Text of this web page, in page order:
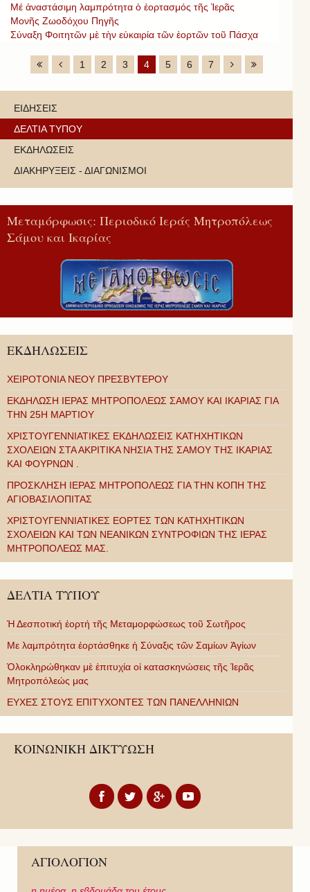
Μέ ἀναστάσιμη λαμπρότητα ὁ ἑορτασμός τῆς Ἱερᾶς
Μονῆς Ζωοδόχου Πηγῆς
Σύναξη Φοιτητῶν μὲ τὴν εὐκαιρία τῶν ἑορτῶν τοῦ Πάσχα
1 2 3 4 5 6 7
ΕΙΔΗΣΕΙΣ
ΔΕΛΤΙΑ ΤΥΠΟΥ
ΕΚΔΗΛΩΣΕΙΣ
ΔΙΑΚΗΡΥΞΕΙΣ - ΔΙΑΓΩΝΙΣΜΟΙ
Μεταμόρφωσις: Περιοδικό Ιεράς Μητροπόλεως
Σάμου και Ικαρίας
ΕΚΔΗΛΩΣΕΙΣ
ΧΕΙΡΟΤΟΝΙΑ ΝΕΟΥ ΠΡΕΣΒΥΤΕΡΟΥ
ΕΚΔΗΛΩΣΗ ΙΕΡΑΣ ΜΗΤΡΟΠΟΛΕΩΣ ΣΑΜΟΥ ΚΑΙ ΙΚΑΡΙΑΣ ΓΙΑ
ΤΗΝ 25Η ΜΑΡΤΙΟΥ
ΧΡΙΣΤΟΥΓΕΝΝΙΑΤΙΚΕΣ ΕΚΔΗΛΩΣΕΙΣ ΚΑΤΗΧΗΤΙΚΩΝ
ΣΧΟΛΕΙΩΝ ΣΤΑ ΑΚΡΙΤΙΚΑ ΝΗΣΙΑ ΤΗΣ ΣΑΜΟΥ ΤΗΣ ΙΚΑΡΙΑΣ
ΚΑΙ ΦΟΥΡΝΩΝ .
ΠΡΟΣΚΛΗΣΗ ΙΕΡΑΣ ΜΗΤΡΟΠΟΛΕΩΣ ΓΙΑ ΤΗΝ ΚΟΠΗ ΤΗΣ
ΑΓΙΟΒΑΣΙΛΟΠΙΤΑΣ
ΧΡΙΣΤΟΥΓΕΝΝΙΑΤΙΚΕΣ ΕΟΡΤΕΣ ΤΩΝ ΚΑΤΗΧΗΤΙΚΩΝ
ΣΧΟΛΕΙΩΝ ΚΑΙ ΤΩΝ ΝΕΑΝΙΚΩΝ ΣΥΝΤΡΟΦΙΩΝ ΤΗΣ ΙΕΡΑΣ
ΜΗΤΡΟΠΟΛΕΩΣ ΜΑΣ.
ΔΕΛΤΙΑ ΤΥΠΟΥ
Ἡ Δεσποτική ἑορτή τῆς Μεταμορφώσεως τοῦ Σωτῆρος
Με λαμπρότητα ἑορτάσθηκε ἡ Σύναξις τῶν Σαμίων Ἁγίων
Ὁλοκληρώθηκαν μὲ ἐπιτυχία οἱ κατασκηνώσεις τῆς Ἱερᾶς
Μητροπόλεώς μας
ΕΥΧΕΣ ΣΤΟΥΣ ΕΠΙΤΥΧΟΝΤΕΣ ΤΩΝ ΠΑΝΕΛΛΗΝΙΩΝ
ΚΟΙΝΩΝΙΚΗ ΔΙΚΤΥΩΣΗ
ΑΓΙΟΛΟΓΙΟΝ